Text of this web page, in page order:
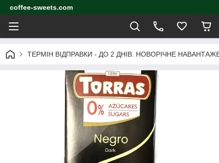
coffee-sweets.com
ТЕРМІН ВІДПРАВКИ - ДО 2 ДНІВ. НОВОРІЧНЕ